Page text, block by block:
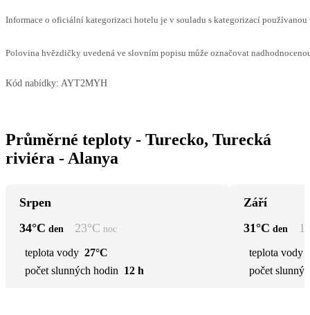
Informace o oficiální kategorizaci hotelu je v souladu s kategorizací
Polovina hvězdičky uvedená ve slovním popisu může označovat
Kód nabídky: AYT2MYH
Průměrné teploty - Turecko, Turecká
riviéra - Alanya
Srpen
34°C den 23°C noc
teplota vody 27°C
počet slunných hodin 12 h
Září
31°C den
teplota vody
počet